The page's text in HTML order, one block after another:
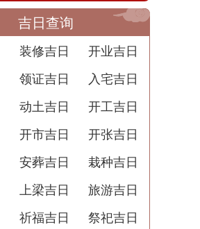
吉日查询
装修吉日
开业吉日
领证吉日
入宅吉日
动土吉日
开工吉日
开市吉日
开张吉日
安葬吉日
栽种吉日
上梁吉日
旅游吉日
祈福吉日
祭祀吉日